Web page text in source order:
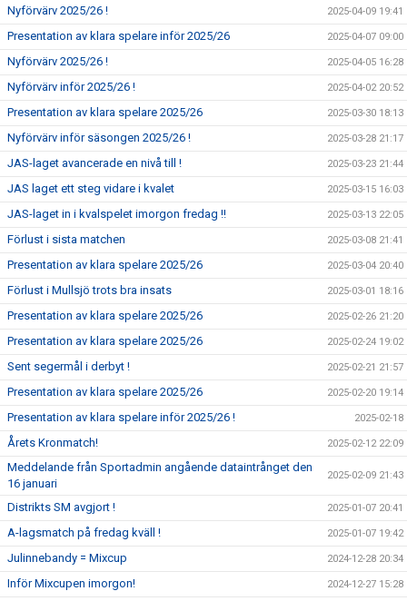
Nyförvärv 2025/26 ! 2025-04-09 19:41
Presentation av klara spelare inför 2025/26 2025-04-07 09:00
Nyförvärv 2025/26 ! 2025-04-05 16:28
Nyförvärv inför 2025/26 ! 2025-04-02 20:52
Presentation av klara spelare 2025/26 2025-03-30 18:13
Nyförvärv inför säsongen 2025/26 ! 2025-03-28 21:17
JAS-laget avancerade en nivå till ! 2025-03-23 21:44
JAS laget ett steg vidare i kvalet 2025-03-15 16:03
JAS-laget in i kvalspelet imorgon fredag !! 2025-03-13 22:05
Förlust i sista matchen 2025-03-08 21:41
Presentation av klara spelare 2025/26 2025-03-04 20:40
Förlust i Mullsjö trots bra insats 2025-03-01 18:16
Presentation av klara spelare 2025/26 2025-02-26 21:20
Presentation av klara spelare 2025/26 2025-02-24 19:02
Sent segermål i derbyt ! 2025-02-21 21:57
Presentation av klara spelare 2025/26 2025-02-20 19:14
Presentation av klara spelare inför 2025/26 ! 2025-02-18
Årets Kronmatch! 2025-02-12 22:09
Meddelande från Sportadmin angående dataintrånget den
16 januari
2025-02-09 21:43
Distrikts SM avgjort ! 2025-01-07 20:41
A-lagsmatch på fredag kväll ! 2025-01-07 19:42
Julinnebandy = Mixcup 2024-12-28 20:34
Inför Mixcupen imorgon! 2024-12-27 15:28